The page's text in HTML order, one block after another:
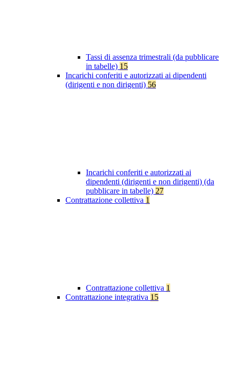
Tassi di assenza trimestrali (da pubblicare
in tabelle) 15
Incarichi conferiti e autorizzati ai dipendenti
(dirigenti e non dirigenti) 56
Incarichi conferiti e autorizzati ai
dipendenti (dirigenti e non dirigenti) (da
pubblicare in tabelle) 27
Contrattazione collettiva 1
Contrattazione collettiva 1
Contrattazione integrativa 15